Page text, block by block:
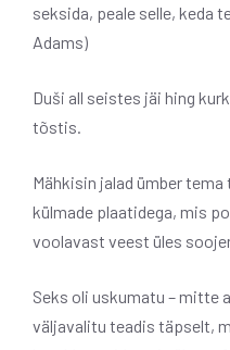
seksida, peale selle, keda
Adams)
Duši all seistes jäi hing
tõstis.
Mähkisin jalad ümber
külmade plaatidega, mis
voolavast veest üles
Seks oli uskumatu – mitte
väljavalitu teadis täpselt,